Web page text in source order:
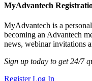
MyAdvantech
MyAdvantech is a
becoming an Advantech
news, webinar invitations
Sign up today to get 24/7
Register Log In